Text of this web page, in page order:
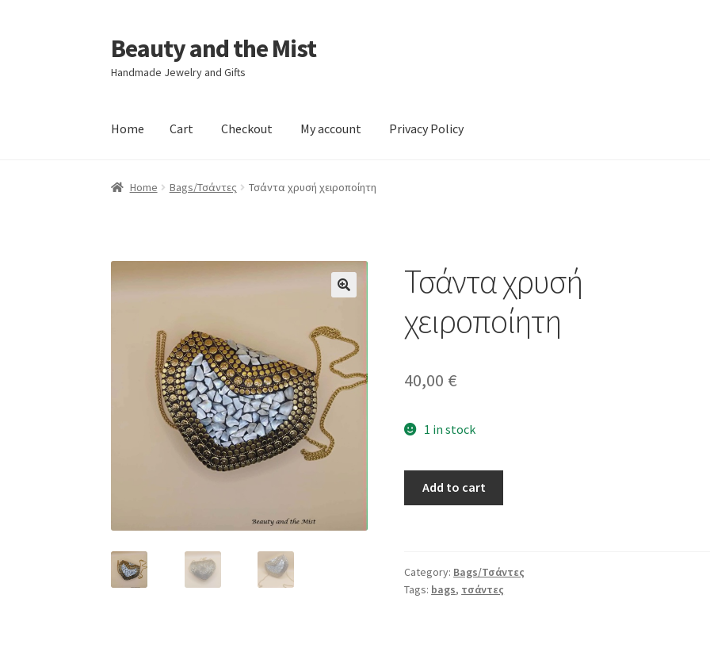
Skip
to
navigation
Skip
to
content
Beauty and the Mist
Handmade Jewelry and Gifts
Home Cart Checkout My account Privacy Policy
Home Checkout My account Privacy Policy
Home Bags/Τσάντες Τσάντα χρυσή χειροποίητη
Τσάντα χρυσή
χειροποίητη
40,00 €
1 in stock
Add to cart
Category: Bags/Τσάντες
Tags: bags, τσάντες